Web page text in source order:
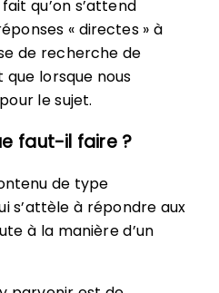
qu’on s’attend
« directes » à
de recherche de
que lorsque nous
le sujet.
faut-il faire ?
de type
s’attèle à répondre aux
à la manière d’un